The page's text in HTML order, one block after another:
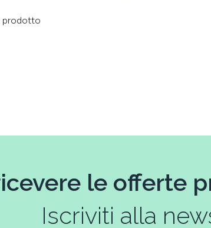
prodotto
le offerte
Iscriviti alla